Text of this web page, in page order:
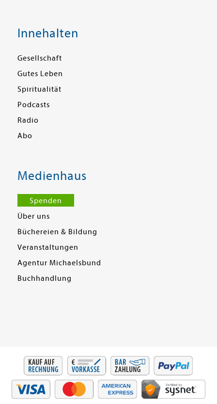
Innehalten
Gesellschaft
Gutes Leben
Spiritualität
Podcasts
Radio
Abo
Medienhaus
Spenden
Über uns
Büchereien & Bildung
Veranstaltungen
Agentur Michaelsbund
Buchhandlung